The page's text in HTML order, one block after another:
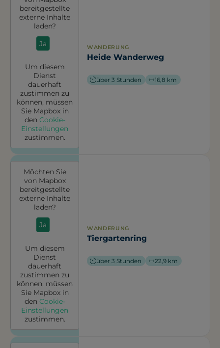
bereitgestellte
externe Inhalte
laden?
Ja
Um diesem
Dienst
dauerhaft
zustimmen zu
können, müssen
Sie Mapboxin
den Cookie-
Einstellungen
zustimmen.
WANDERUNG
Heide Wanderweg
über 3 Stunden 16,8 km
Möchten Sie
von Mapbox
bereitgestellte
externe Inhalte
laden?
Ja
Um diesem
Dienst
dauerhaft
zustimmen zu
können, müssen
Sie Mapboxin
den Cookie-
Einstellungen
zustimmen.
WANDERUNG
Tiergartenring
über 3 Stunden 22,9 km